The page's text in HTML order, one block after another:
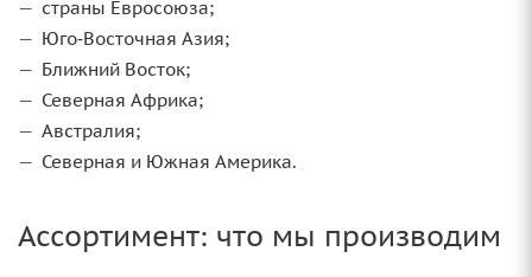
страны Евросоюза;
Юго‑Восточная Азия;
Ближний Восток;
Северная Африка;
Австралия;
Северная и Южная Америка.
Ассортимент: что мы производим